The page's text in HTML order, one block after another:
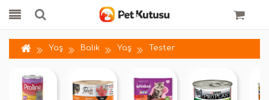
Yaş Balık Yaş Tester